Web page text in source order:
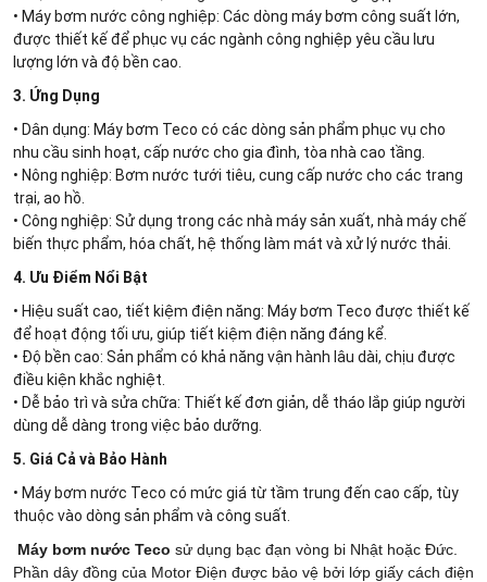
• Máy bơm nước công nghiệp: Các dòng máy bơm công suất lớn,
được thiết kế để phục vụ các ngành công nghiệp yêu cầu lưu
lượng lớn và độ bền cao.
3. Ứng Dụng
• Dân dụng: Máy bơm Teco có các dòng sản phẩm phục vụ cho
nhu cầu sinh hoạt, cấp nước cho gia đình, tòa nhà cao tầng.
• Nông nghiệp: Bơm nước tưới tiêu, cung cấp nước cho các trang
trại, ao hồ.
• Công nghiệp: Sử dụng trong các nhà máy sản xuất, nhà máy chế
biến thực phẩm, hóa chất, hệ thống làm mát và xử lý nước thải.
4. Ưu Điểm Nổi Bật
• Hiệu suất cao, tiết kiệm điện năng: Máy bơm Teco được thiết kế
để hoạt động tối ưu, giúp tiết kiệm điện năng đáng kể.
• Độ bền cao: Sản phẩm có khả năng vận hành lâu dài, chịu được
điều kiện khắc nghiệt.
• Dễ bảo trì và sửa chữa: Thiết kế đơn giản, dễ tháo lắp giúp người
dùng dễ dàng trong việc bảo dưỡng.
5. Giá Cả và Bảo Hành
• Máy bơm nước Teco có mức giá từ tầm trung đến cao cấp, tùy
thuộc vào dòng sản phẩm và công suất.
Máy bơm nước Teco sử dụng bạc đạn vòng bi Nhật hoặc Đức.
Phần dây đồng của Motor Điện được bảo vệ bởi lớp giấy cách điện